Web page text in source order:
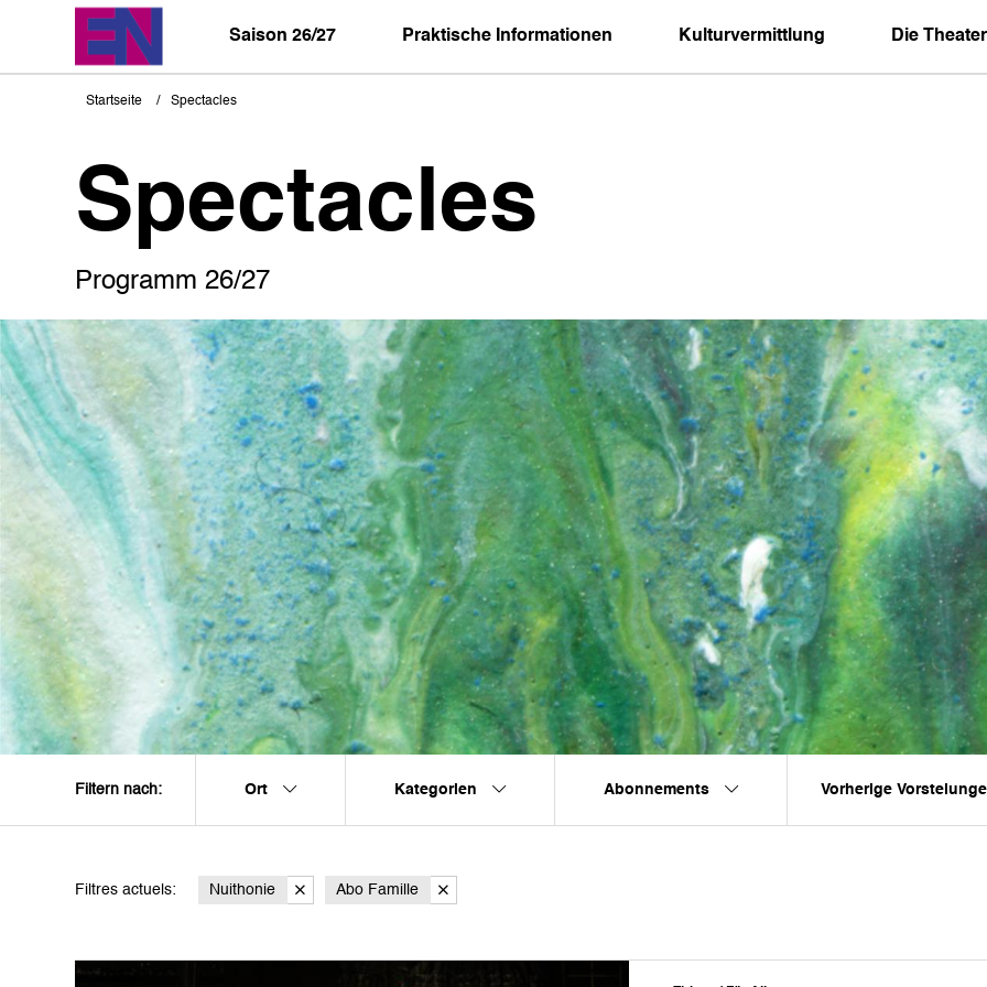
Saison 26/27 Praktische Informationen Kulturvermittlung Die Theater
Pfadnavigation
Startseite Spectacles
Spectacles
Programm 26/27
Filtern nach: Ort Kategorien Abonnements Vorherige
Filtres actuels: Nuithonie Abo Famille